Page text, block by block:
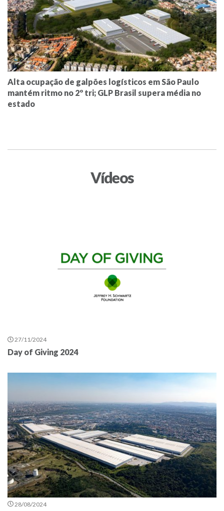
Alta ocupação de galpões logísticos em São Paulo
mantém ritmo no 2º tri; GLP Brasil supera média no
estado
Vídeos
27/11/2024
Day of Giving 2024
28/08/2024